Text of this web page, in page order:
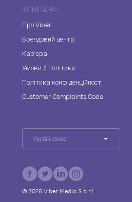
КОМПАНІЯ
Про Viber
Брендовий центр
Кар'єра
Умови й політики
Політика конфіденційності
Customer Complaints Code
Українська
© 2026Viber Media S.à r.l.